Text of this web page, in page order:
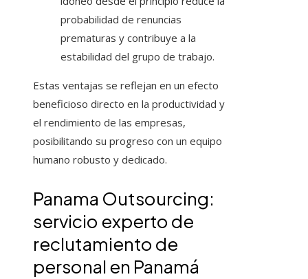
probabilidad de renuncias
prematuras y contribuye a la
estabilidad del grupo de trabajo.
Estas ventajas se reflejan en un efecto
beneficioso directo en la productividad y
el rendimiento de las empresas,
posibilitando su progreso con un equipo
humano robusto y dedicado.
Panama Outsourcing:
servicio experto de
reclutamiento de
personal en Panamá